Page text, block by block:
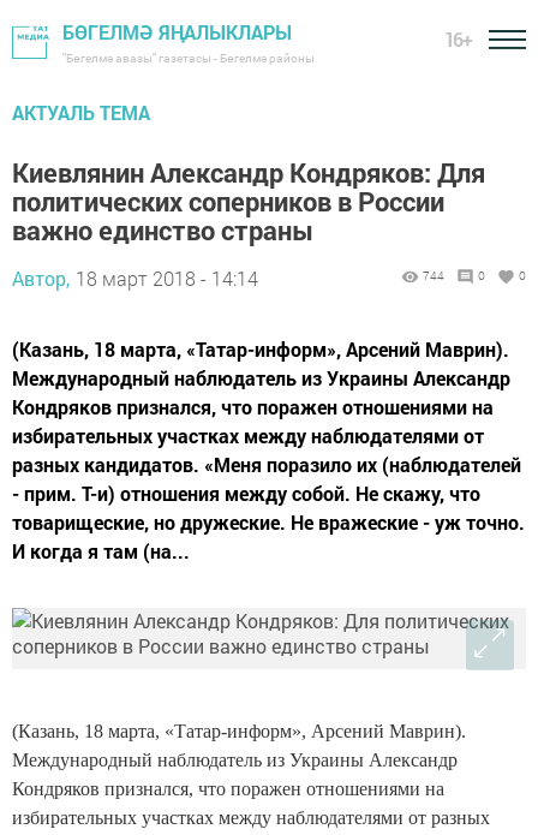
БӨГЕЛМӘ ЯҢАЛЫКЛАРЫ
"Бөгелмә авазы" газетасы - Бөгелмә районы
16+
АКТУАЛЬ ТЕМА
Киевлянин Александр Кондряков: Для
политических соперников в России
важно единство страны
Автор, 18 март 2018 - 14:14 744 0 0
(Казань, 18 марта, «Татар-информ», Арсений Маврин).
Международный наблюдатель из Украины Александр
Кондряков признался, что поражен отношениями на
избирательных участках между наблюдателями от
разных кандидатов. «Меня поразило их (наблюдателей
- прим. Т-и) отношения между собой. Не скажу, что
товарищеские, но дружеские. Не вражеские - уж точно.
И когда я там (на...
(Казань, 18 марта, «Татар-информ», Арсений Маврин).
Международный наблюдатель из Украины Александр
Кондряков признался, что поражен отношениями на
избирательных участках между наблюдателями от разных